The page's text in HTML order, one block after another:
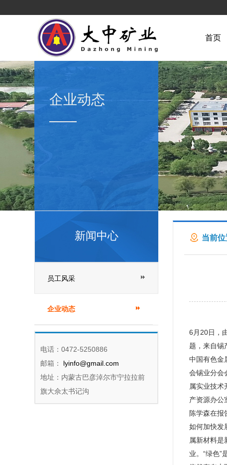
首页
企业动态
新闻中心
员工风采
企业动态
电话：0472-5250886
邮箱：
lyinfo@gmail.com
地址：内蒙古巴彦淖尔市宁拉拉前
旗大佘太书记沟
当前位
6月20日，
题，来自锡
中国有色金
会锡业分会
属实业技术
产资源办公
陈学森在报
如何加快发
属新材料是
业。“绿色”